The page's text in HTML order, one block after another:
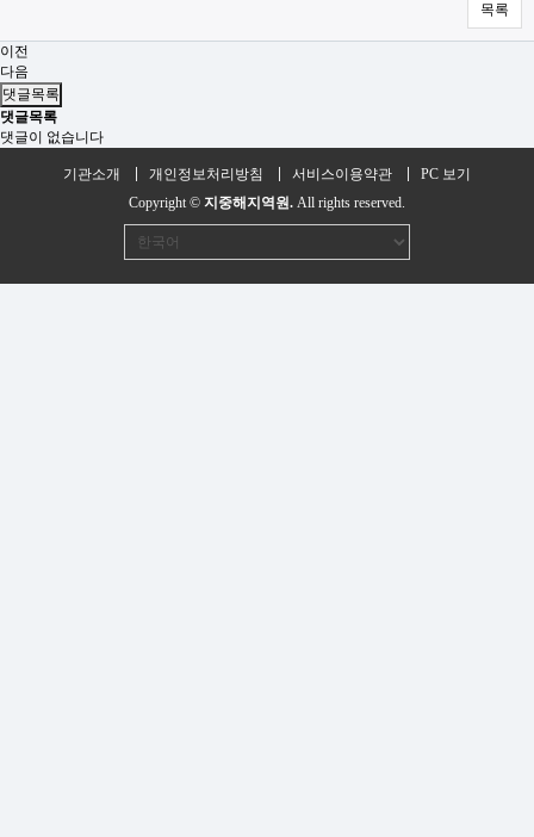
목록
이전
다음
댓글목록
댓글목록
댓글이 없습니다
기관소개 개인정보처리방침 서비스이용약관
PC 보기
Copyright © 지중해지역원. All rights reserved.